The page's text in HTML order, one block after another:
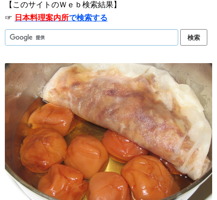
【このサイトのＷｅｂ検索結果】
☞ 日本料理案内所で検索する